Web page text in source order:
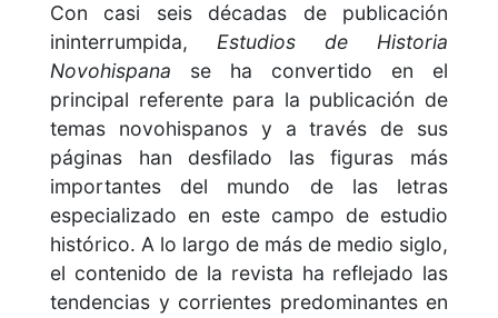
Con casi seis décadas de publicación
ininterrumpida, Estudios de Historia
Novohispana se ha convertido en el
principal referente para la publicación de
temas novohispanos y a través de sus
páginas han desfilado las figuras más
importantes del mundo de las letras
especializado en este campo de estudio
histórico. A lo largo de más de medio siglo,
el contenido de la revista ha reflejado las
tendencias y corrientes predominantes en